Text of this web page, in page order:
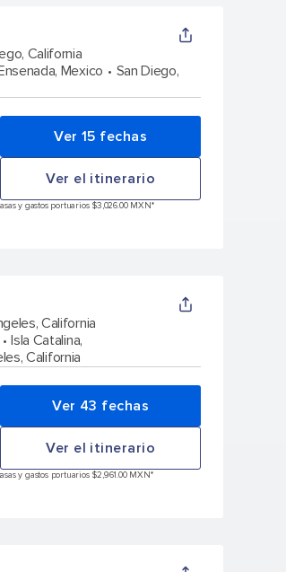
California
Mexico
San Diego,
Ver 15 fechas
Ver el itinerario
y gastos portuarios $3,026.00 MXN*
California
Isla Catalina,
California
Ver 43 fechas
Ver el itinerario
y gastos portuarios $2,961.00 MXN*